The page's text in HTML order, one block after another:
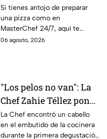
quesos para preparar
pizza en casa?
Si tienes antojo de preparar
una pizza como en
MasterChef 24/7, aquí te
contamos todo lo que debes
06 agosto, 2026
"Los pelos no van": La
Chef Zahie Téllez pone
en evidencia a Carmen
en la gala de mandiles
La Chef encontró un cabello
en el embutido de la cocinera
durante la primera degustación